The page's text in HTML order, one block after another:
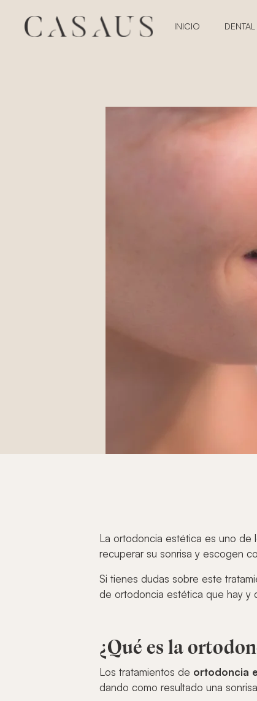
INICIO DENTAL
La ortodoncia estética es uno de
recuperar su sonrisa y escogen
Si tienes dudas sobre este
de ortodoncia estética que hay y
¿Qué es la
Los tratamientos de ortodoncia
dando como resultado una